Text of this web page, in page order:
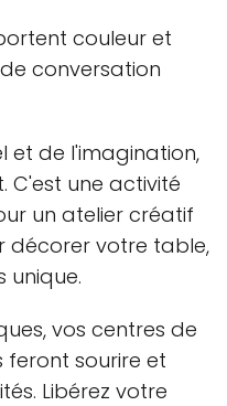
couleur et
conversation
et de l'imagination,
C'est une activité
un atelier créatif
décorer votre table,
unique.
vos centres de
feront sourire et
Libérez votre